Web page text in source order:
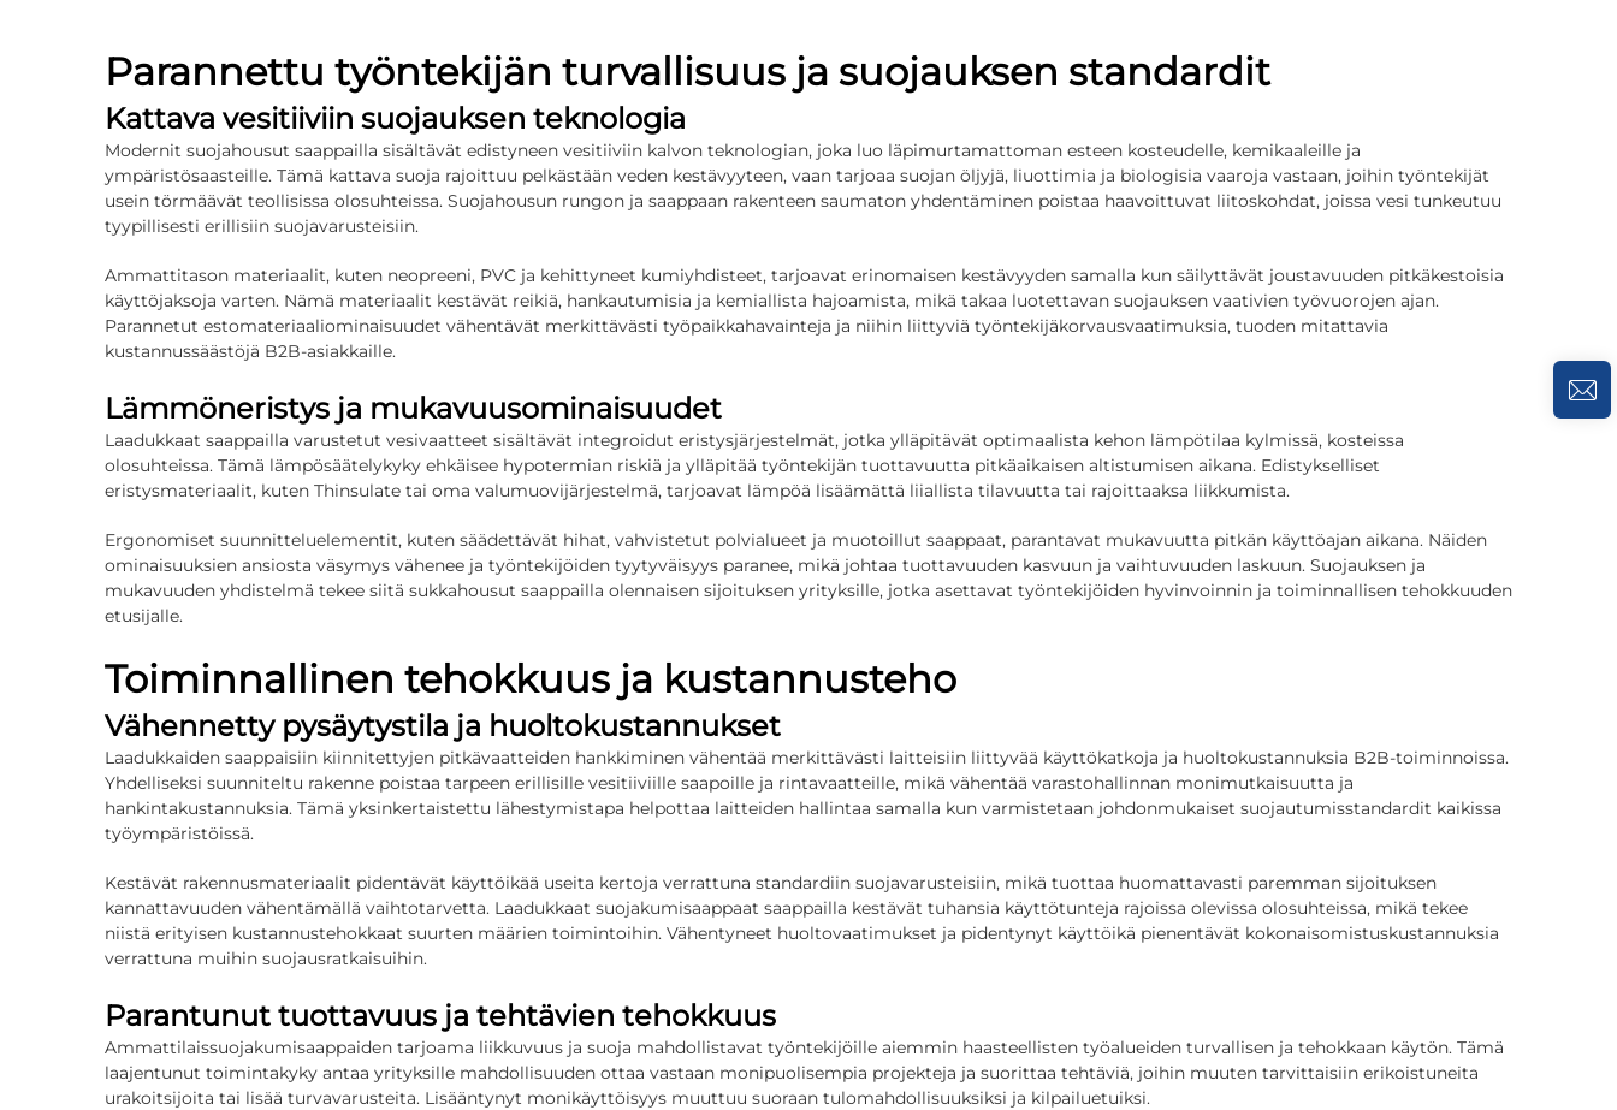
Parannettu työntekijän turvallisuus ja suojauksen standardit
Kattava vesitiiviin suojauksen teknologia
Modernit suojahousut saappailla sisältävät edistyneen vesitiiviin kalvon teknologian, joka luo läpimurtamattoman esteen kosteudelle, kemikaaleille ja
ympäristösaasteille. Tämä kattava suoja rajoittuu pelkästään veden kestävyyteen, vaan tarjoaa suojan öljyjä, liuottimia ja biologisia vaaroja vastaan, joihin työntekijät
usein törmäävät teollisissa olosuhteissa. Suojahousun rungon ja saappaan rakenteen saumaton yhdentäminen poistaa haavoittuvat liitoskohdat, joissa vesi tunkeutuu
tyypillisesti erillisiin suojavarusteisiin.
Ammattitason materiaalit, kuten neopreeni, PVC ja kehittyneet kumiyhdisteet, tarjoavat erinomaisen kestävyyden samalla kun säilyttävät joustavuuden pitkäkestoisia
käyttöjaksoja varten. Nämä materiaalit kestävät reikiä, hankautumisia ja kemiallista hajoamista, mikä takaa luotettavan suojauksen vaativien työvuorojen ajan.
Parannetut estomateriaaliominaisuudet vähentävät merkittävästi työpaikkahavainteja ja niihin liittyviä työntekijäkorvausvaatimuksia, tuoden mitattavia
kustannussäästöjä B2B-asiakkaille.
Lämmöneristys ja mukavuusominaisuudet
Laadukkaat saappailla varustetut vesivaatteet sisältävät integroidut eristysjärjestelmät, jotka ylläpitävät optimaalista kehon lämpötilaa kylmissä, kosteissa
olosuhteissa. Tämä lämpösäätelykyky ehkäisee hypotermian riskiä ja ylläpitää työntekijän tuottavuutta pitkäaikaisen altistumisen aikana. Edistykselliset
eristysmateriaalit, kuten Thinsulate tai oma valumuovijärjestelmä, tarjoavat lämpöä lisäämättä liiallista tilavuutta tai rajoittaaksa liikkumista.
Ergonomiset suunnitteluelementit, kuten säädettävät hihat, vahvistetut polvialueet ja muotoillut saappaat, parantavat mukavuutta pitkän käyttöajan aikana. Näiden
ominaisuuksien ansiosta väsymys vähenee ja työntekijöiden tyytyväisyys paranee, mikä johtaa tuottavuuden kasvuun ja vaihtuvuuden laskuun. Suojauksen ja
mukavuuden yhdistelmä tekee siitä sukkahousut saappailla olennaisen sijoituksen yrityksille, jotka asettavat työntekijöiden hyvinvoinnin ja toiminnallisen tehokkuuden
etusijalle.
Toiminnallinen tehokkuus ja kustannusteho
Vähennetty pysäytystila ja huoltokustannukset
Laadukkaiden saappaisiin kiinnitettyjen pitkävaatteiden hankkiminen vähentää merkittävästi laitteisiin liittyvää käyttökatkoja ja huoltokustannuksia B2B-toiminnoissa.
Yhdelliseksi suunniteltu rakenne poistaa tarpeen erillisille vesitiiviille saapoille ja rintavaatteille, mikä vähentää varastohallinnan monimutkaisuutta ja
hankintakustannuksia. Tämä yksinkertaistettu lähestymistapa helpottaa laitteiden hallintaa samalla kun varmistetaan johdonmukaiset suojautumisstandardit kaikissa
työympäristöissä.
Kestävät rakennusmateriaalit pidentävät käyttöikää useita kertoja verrattuna standardiin suojavarusteisiin, mikä tuottaa huomattavasti paremman sijoituksen
kannattavuuden vähentämällä vaihtotarvetta. Laadukkaat suojakumisaappaat saappailla kestävät tuhansia käyttötunteja rajoissa olevissa olosuhteissa, mikä tekee
niistä erityisen kustannustehokkaat suurten määrien toimintoihin. Vähentyneet huoltovaatimukset ja pidentynyt käyttöikä pienentävät kokonaisomistuskustannuksia
verrattuna muihin suojausratkaisuihin.
Parantunut tuottavuus ja tehtävien tehokkuus
Ammattilaissuojakumisaappaiden tarjoama liikkuvuus ja suoja mahdollistavat työntekijöille aiemmin haasteellisten työalueiden turvallisen ja tehokkaan käytön. Tämä
laajentunut toimintakyky antaa yrityksille mahdollisuuden ottaa vastaan monipuolisempia projekteja ja suorittaa tehtäviä, joihin muuten tarvittaisiin erikoistuneita
urakoitsijoita tai lisää turvavarusteita. Lisääntynyt monikäyttöisyys muuttuu suoraan tulomahdollisuuksiksi ja kilpailuetuiksi.